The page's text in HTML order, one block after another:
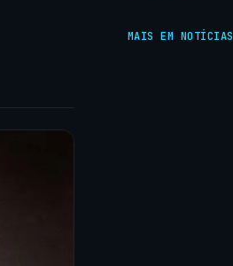
MAIS EM NOTÍCIAS